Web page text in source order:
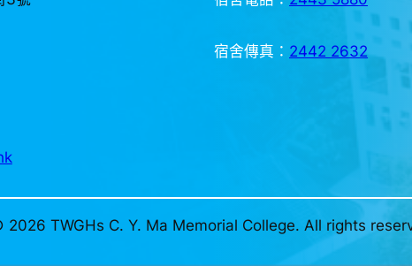
宿舍傳真： 2442 2632
2026 TWGHs C. Y. Ma Memorial College. All rights